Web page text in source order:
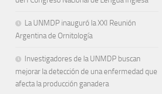
La UNMDP inauguró la XXI Reunión
Argentina de Ornitología
Investigadores de la UNMDP buscan
mejorar la detección de una enfermedad que
afecta la producción ganadera